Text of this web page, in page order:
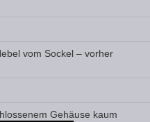
vom Sockel – vorher
Gehäuse kaum